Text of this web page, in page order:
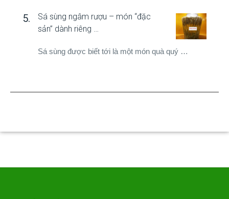
Sá sùng ngâm rượu – món “đặc
sản” dành riêng …
Sá sùng được biết tới là một món quà quý …